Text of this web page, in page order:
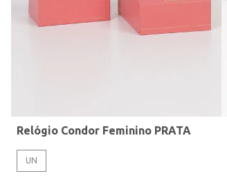
Relógio Condor Feminino PRATA
UN